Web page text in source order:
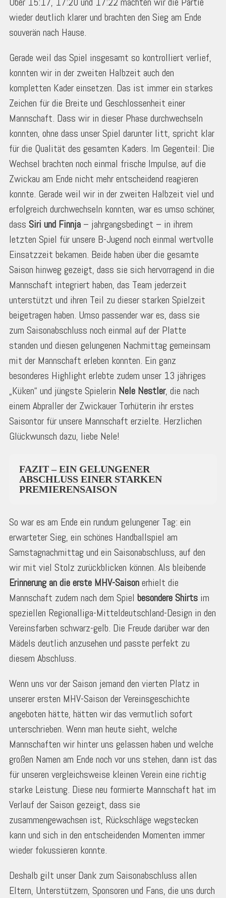
wieder deutlich klarer und brachten den Sieg am Ende
souverän nach Hause.
Gerade weil das Spiel insgesamt so kontrolliert verlief,
konnten wir in der zweiten Halbzeit auch den
kompletten Kader einsetzen. Das ist immer ein starkes
Zeichen für die Breite und Geschlossenheit einer
Mannschaft. Dass wir in dieser Phase durchwechseln
konnten, ohne dass unser Spiel darunter litt, spricht klar
für die Qualität des gesamten Kaders. Im Gegenteil: Die
Wechsel brachten noch einmal frische Impulse, auf die
Zwickau am Ende nicht mehr entscheidend reagieren
konnte. Gerade weil wir in der zweiten Halbzeit viel und
erfolgreich durchwechseln konnten, war es umso schöner,
dass Siri und Finnja – jahrgangsbedingt – in ihrem
letzten Spiel für unsere B-Jugend noch einmal wertvolle
Einsatzzeit bekamen. Beide haben über die gesamte
Saison hinweg gezeigt, dass sie sich hervorragend in die
Mannschaft integriert haben, das Team jederzeit
unterstützt und ihren Teil zu dieser starken Spielzeit
beigetragen haben. Umso passender war es, dass sie
zum Saisonabschluss noch einmal auf der Platte
standen und diesen gelungenen Nachmittag gemeinsam
mit der Mannschaft erleben konnten. Ein ganz
besonderes Highlight erlebte zudem unser 13 jähriges
„Küken“ und jüngste Spielerin Nele Nestler, die nach
einem Abpraller der Zwickauer Torhüterin ihr erstes
Saisontor für unsere Mannschaft erzielte. Herzlichen
Glückwunsch dazu, liebe Nele!
FAZIT – EIN GELUNGENER
ABSCHLUSS EINER STARKEN
PREMIERENSAISON
So war es am Ende ein rundum gelungener Tag: ein
erwarteter Sieg, ein schönes Handballspiel am
Samstagnachmittag und ein Saisonabschluss, auf den
wir mit viel Stolz zurückblicken können. Als bleibende
Erinnerung an die erste MHV-Saisonerhielt die
Mannschaft zudem nach dem Spiel besondere Shirts im
speziellen Regionalliga-Mitteldeutschland-Design in den
Vereinsfarben schwarz-gelb. Die Freude darüber war den
Mädels deutlich anzusehen und passte perfekt zu
diesem Abschluss.
Wenn uns vor der Saison jemand den vierten Platz in
unserer ersten MHV-Saison der Vereinsgeschichte
angeboten hätte, hätten wir das vermutlich sofort
unterschrieben. Wenn man heute sieht, welche
Mannschaften wir hinter uns gelassen haben und welche
großen Namen am Ende noch vor uns stehen, dann ist das
für unseren vergleichsweise kleinen Verein eine richtig
starke Leistung. Diese neu formierte Mannschaft hat im
Verlauf der Saison gezeigt, dass sie
zusammengewachsen ist, Rückschläge wegstecken
kann und sich in den entscheidenden Momenten immer
wieder fokussieren konnte.
Deshalb gilt unser Dank zum Saisonabschluss allen
Eltern, Unterstützern, Sponsoren und Fans, die uns durch